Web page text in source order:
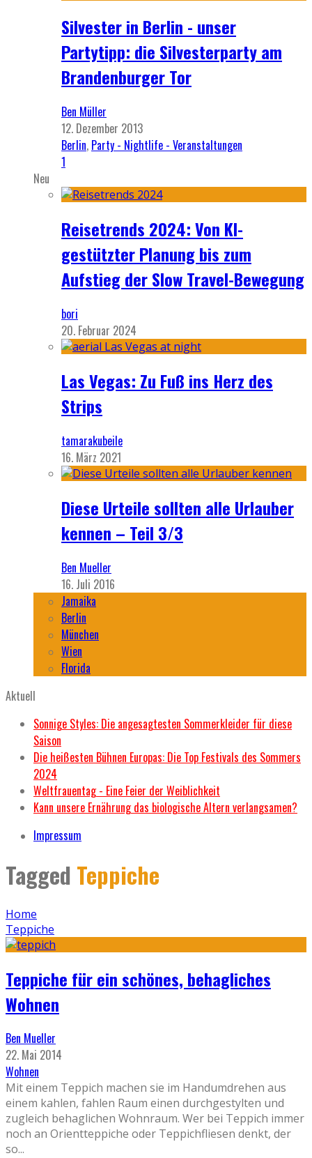
Silvester in Berlin - unser
Partytipp: die Silvesterparty am
Brandenburger Tor
Ben Müller
12. Dezember 2013
Berlin, Party - Nightlife - Veranstaltungen
1
Neu
Reisetrends 2024: Von KI-
gestützter Planung bis zum
Aufstieg der Slow Travel-Bewegung
bori
20. Februar 2024
Las Vegas: Zu Fuß ins Herz des
Strips
tamarakubeile
16. März 2021
Diese Urteile sollten alle Urlauber
kennen – Teil 3/3
Ben Mueller
16. Juli 2016
Jamaika
Berlin
München
Wien
Florida
Aktuell
Sonnige Styles: Die angesagtesten Sommerkleider für diese
Saison
Die heißesten Bühnen Europas: Die Top Festivals des Sommers
2024
Weltfrauentag - Eine Feier der Weiblichkeit
Kann unsere Ernährung das biologische Altern verlangsamen?
Impressum
Tagged Teppiche
Home
Teppiche
Teppiche für ein schönes, behagliches
Wohnen
Ben Mueller
22. Mai 2014
Wohnen
Mit einem Teppich machen sie im Handumdrehen aus
einem kahlen, fahlen Raum einen durchgestylten und
zugleich behaglichen Wohnraum. Wer bei Teppich immer
noch an Orientteppiche oder Teppichfliesen denkt, der
so...